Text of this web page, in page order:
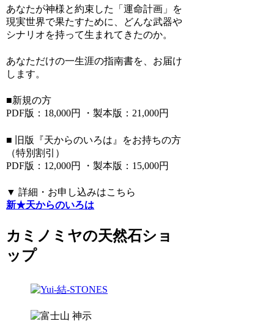
あなたが神様と約束した「運命計画」を
現実世界で果たすために、どんな武器や
シナリオを持って生まれてきたのか。
あなただけの一生涯の指南書を、お届け
します。
■新規の方
PDF版：18,000円 ・製本版：21,000円
■ 旧版『天からのいろは』をお持ちの方
（特別割引）
PDF版：12,000円 ・製本版：15,000円
▼ 詳細・お申し込みはこちら
新★天からのいろは
カミノミヤの天然石ショ
ップ
神示